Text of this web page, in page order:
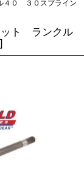
４０ ３０スプライン
ット ランクル
]